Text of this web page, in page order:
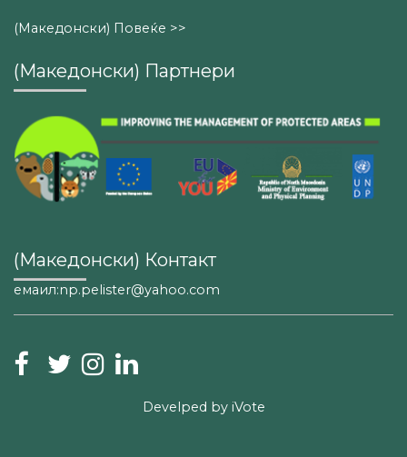
(Македонски) Повеќе >>
(Македонски) Партнери
(Македонски) Контакт
емаил:np.pelister@yahoo.com
Develped byiVote